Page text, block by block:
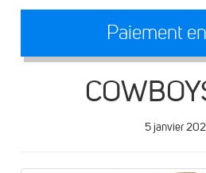
Paiement
5 janvier